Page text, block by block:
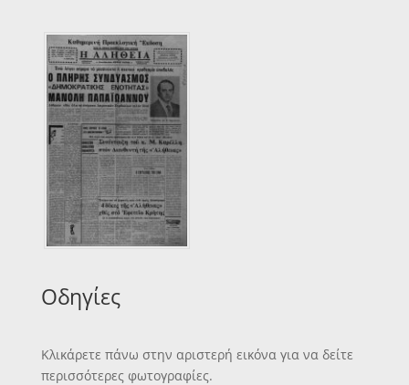
Οδηγίες
Κλικάρετε πάνω στην αριστερή εικόνα για να δείτε
περισσότερες φωτογραφίες.